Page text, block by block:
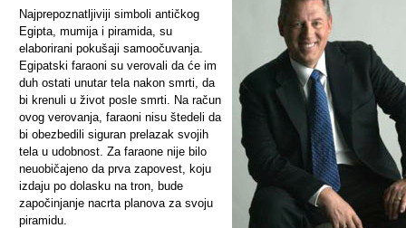
Najprepoznatljiviji simboli antičkog
Egipta, mumija i piramida, su
elaborirani pokušaji samoočuvanja.
Egipatski faraoni su verovali da će im
duh ostati unutar tela nakon smrti, da
bi krenuli u život posle smrti. Na račun
ovog verovanja, faraoni nisu štedeli da
bi obezbedili siguran prelazak svojih
tela u udobnost. Za faraone nije bilo
neuobičajeno da prva zapovest, koju
izdaju po dolasku na tron, bude
započinjanje nacrta planova za svoju
piramidu.